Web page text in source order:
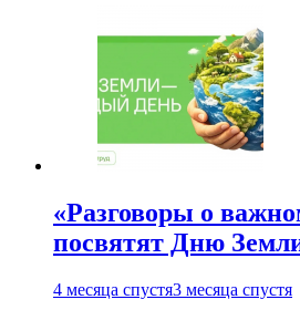
«Разговоры о
посвятят Дню
4 месяца спустя3 месяца спустя